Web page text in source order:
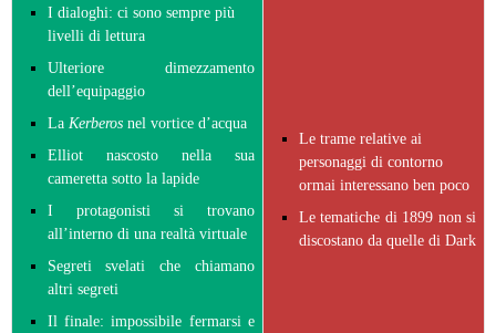
I dialoghi: ci sono sempre più
livelli di lettura
Ulteriore dimezzamento
dell’equipaggio
La Kerberosnel vortice d’acqua
Elliot nascosto nella sua
cameretta sotto la lapide
I protagonisti si trovano
all’interno di una realtà virtuale
Segreti svelati che chiamano
altri segreti
Il finale: impossibile fermarsi e
Le trame relative ai
personaggi di contorno
ormai interessano ben poco
Le tematiche di 1899 non si
discostano da quelle di Dark